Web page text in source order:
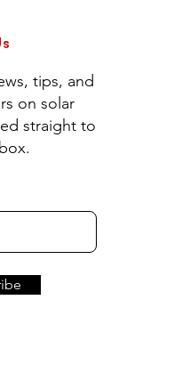
tips, and
on solar
straight to